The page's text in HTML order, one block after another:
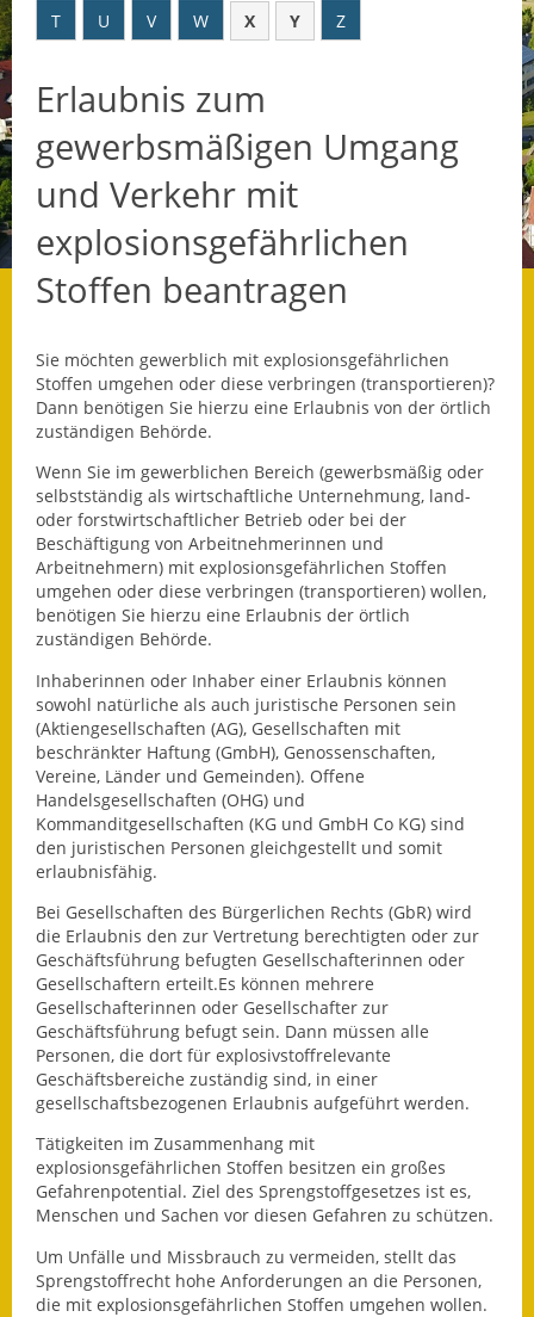
Datenschutz
Datenschutz im
Steueramt
Gebärdensprache
Geschichte und
Gegenwart
Was die Alten noch
Wagner-Werkstatt
Lärmaktionsplan
Leichte Sprache
Infos in Leichter Sprache
Nachhaltigkeitsbericht
Notfallplanung
Ortsplan
Schadensmeldung
Straßenbau
Landesstraße
Kreisstraße
Umleitungsplan
Ausweichfahrplan
Buslinie 168
Stellenausschreibungen
Rathaus
T
U V W X Y Z
Erlaubnis zum
gewerbsmäßigen Umgang
und Verkehr mit
explosionsgefährlichen
Stoffen beantragen
Sie möchten gewerblich mit explosionsgefährlichen
Stoffen umgehen oder diese verbringen (transportieren)?
Dann benötigen Sie hierzu eine Erlaubnis von der örtlich
zuständigen Behörde.
Wenn Sie im gewerblichen Bereich (gewerbsmäßig oder
selbstständig als wirtschaftliche Unternehmung, land-
oder forstwirtschaftlicher Betrieb oder bei der
Beschäftigung von Arbeitnehmerinnen und
Arbeitnehmern) mit explosionsgefährlichen Stoffen
umgehen oder diese verbringen (transportieren) wollen,
benötigen Sie hierzu eine Erlaubnis der örtlich
zuständigen Behörde.
Inhaberinnen oder Inhaber einer Erlaubnis können
sowohl natürliche als auch juristische Personen sein
(Aktiengesellschaften (AG), Gesellschaften mit
beschränkter Haftung (GmbH), Genossenschaften,
Vereine, Länder und Gemeinden). Offene
Handelsgesellschaften (OHG) und
Kommanditgesellschaften (KG und GmbH Co KG) sind
den juristischen Personen gleichgestellt und somit
erlaubnisfähig.
Bei Gesellschaften des Bürgerlichen Rechts (GbR) wird
die Erlaubnis den zur Vertretung berechtigten oder zur
Geschäftsführung befugten Gesellschafterinnen oder
Gesellschaftern erteilt.Es können mehrere
Gesellschafterinnen oder Gesellschafter zur
Geschäftsführung befugt sein. Dann müssen alle
Personen, die dort für explosivstoffrelevante
Geschäftsbereiche zuständig sind, in einer
gesellschaftsbezogenen Erlaubnis aufgeführt werden.
Tätigkeiten im Zusammenhang mit
explosionsgefährlichen Stoffen besitzen ein großes
Gefahrenpotential. Ziel des Sprengstoffgesetzes ist es,
Menschen und Sachen vor diesen Gefahren zu schützen.
Um Unfälle und Missbrauch zu vermeiden, stellt das
Sprengstoffrecht hohe Anforderungen an die Personen,
die mit explosionsgefährlichen Stoffen umgehen wollen.